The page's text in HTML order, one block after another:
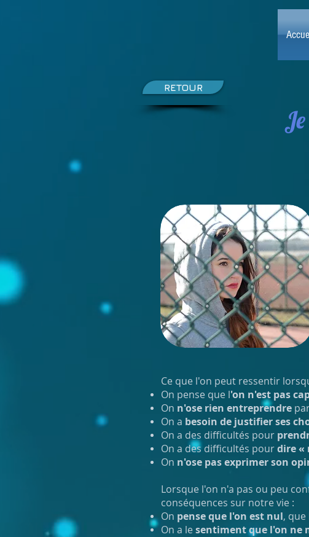
RETOUR
Ce que l'on peut ressentir
On pense que l'on n'est pas
On n'ose rien entreprendre
On a besoin de justifier ses
On a des difficultés pour
On a des difficultés pourdire «
On n'ose pas exprimer son
Lorsque l'on n'a pas ou peu
conséquences sur notre vie :
On pense que l'on est nul,
On a lesentiment que l'on ne